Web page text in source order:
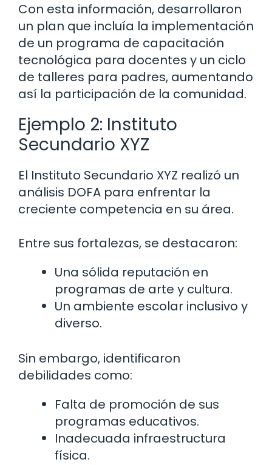
Con esta información, desarrollaron
un plan que incluía la implementación
de un programa de capacitación
tecnológica para docentes y un ciclo
de talleres para padres, aumentando
así la participación de la comunidad.
Ejemplo 2: Instituto
Secundario XYZ
El Instituto Secundario XYZ realizó un
análisis DOFA para enfrentar la
creciente competencia en su área.
Entre sus fortalezas, se destacaron:
Una sólida reputación en
programas de arte y cultura.
Un ambiente escolar inclusivo y
diverso.
Sin embargo, identificaron
debilidades como:
Falta de promoción de sus
programas educativos.
Inadecuada infraestructura
física.